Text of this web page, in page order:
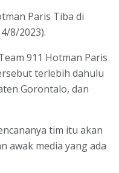
Paris Tiba di
8/2023).
911 Hotman Paris
terlebih dahulu
Gorontalo, dan
tim itu akan
awak media yang ada